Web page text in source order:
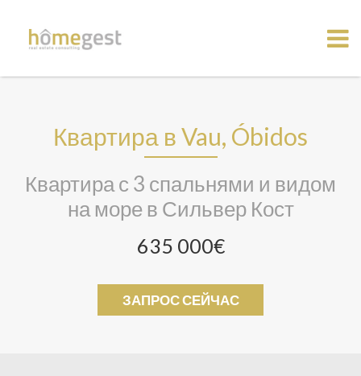
Квартира в Vau, Óbidos
Квартира с 3 спальнями и видом
на море в Сильвер Кост
635 000€
ЗАПРОС СЕЙЧАС